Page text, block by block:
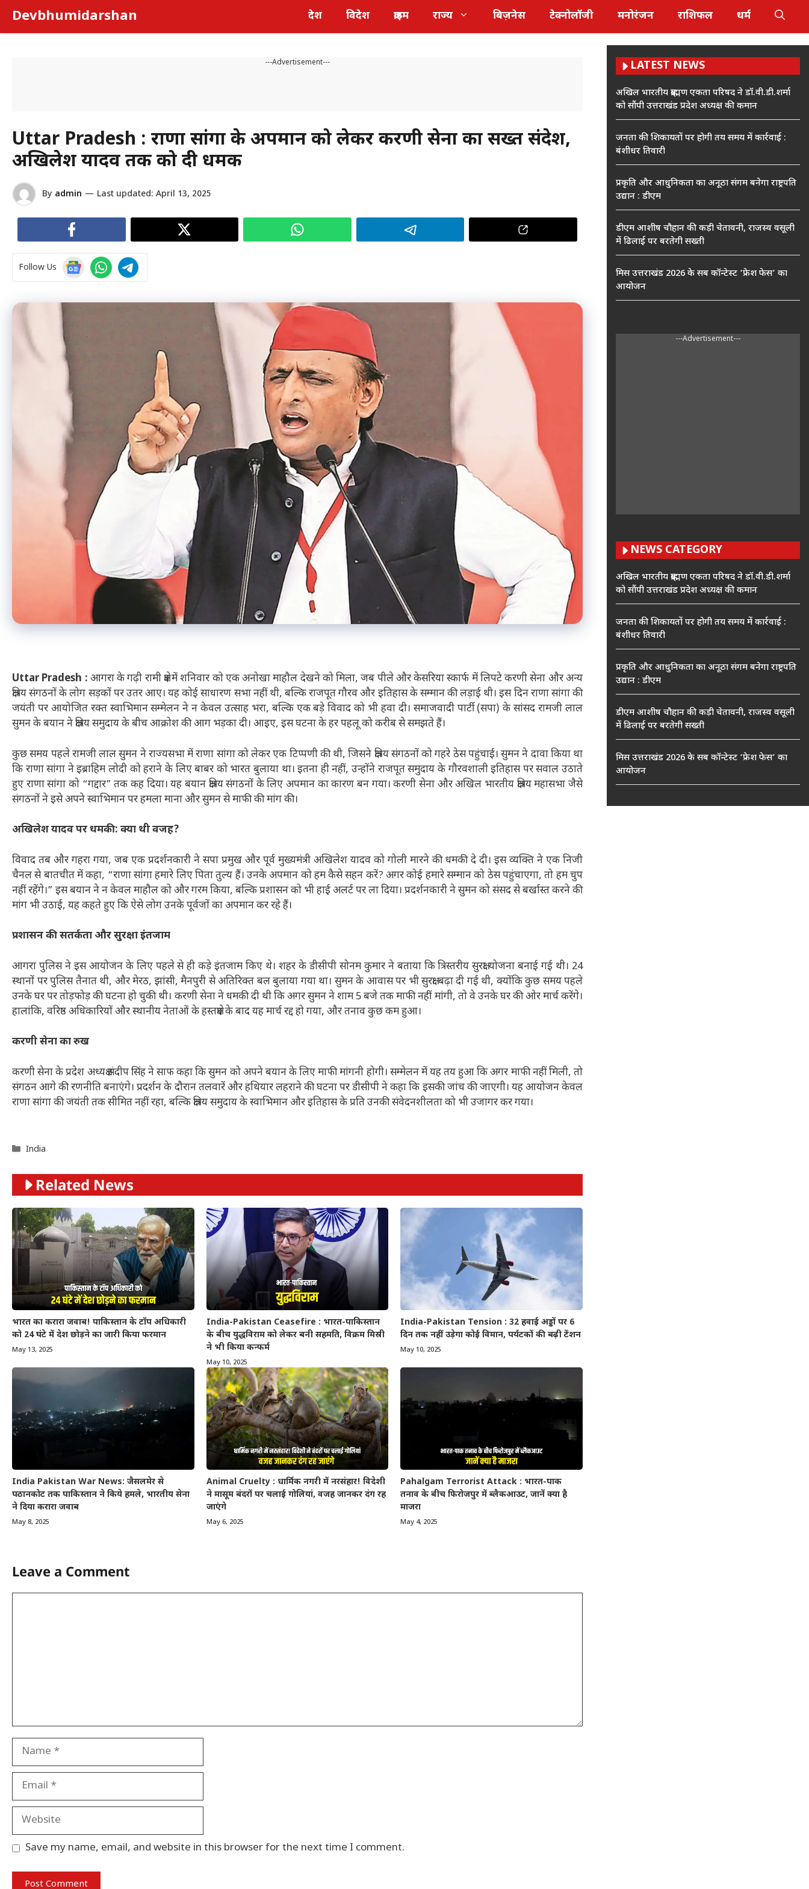
content
Devbhumidarshan देश विदेश क्राइम राज्य बिज़नेस टेक्नोलॉजी मनोरंजन राशिफल धर्म
---Advertisement---
Uttar Pradesh : राणा सांगा के अपमान को लेकर करणी सेना का सख्त संदेश,
अखिलेश यादव तक को दी धमकी
By admin — Last updated: April 13, 2025
Follow Us
Uttar Pradesh : आगरा के गढ़ी रामी क्षेत्र में शनिवार को एक अनोखा माहौल देखने को मिला, जब पीले और केसरिया स्कार्फ में लिपटे करणी सेना और अन्य
क्षत्रिय संगठनों के लोग सड़कों पर उतर आए। यह कोई साधारण सभा नहीं थी, बल्कि राजपूत गौरव और इतिहास के सम्मान की लड़ाई थी। इस दिन राणा सांगा की
जयंती पर आयोजित रक्त स्वाभिमान सम्मेलन ने न केवल उत्साह भरा, बल्कि एक बड़े विवाद को भी हवा दी। समाजवादी पार्टी (सपा) के सांसद रामजी लाल
सुमन के बयान ने क्षत्रिय समुदाय के बीच आक्रोश की आग भड़का दी। आइए, इस घटना के हर पहलू को करीब से समझते हैं।
कुछ समय पहले रामजी लाल सुमन ने राज्यसभा में राणा सांगा को लेकर एक टिप्पणी की थी, जिसने क्षत्रिय संगठनों को गहरे ठेस पहुंचाई। सुमन ने दावा किया था
कि राणा सांगा ने इब्राहिम लोदी को हराने के लिए बाबर को भारत बुलाया था। इतना ही नहीं, उन्होंने राजपूत समुदाय के गौरवशाली इतिहास पर सवाल उठाते
हुए राणा सांगा को “गद्दार” तक कह दिया। यह बयान क्षत्रिय संगठनों के लिए अपमान का कारण बन गया। करणी सेना और अखिल भारतीय क्षत्रिय महासभा जैसे
संगठनों ने इसे अपने स्वाभिमान पर हमला माना और सुमन से माफी की मांग की।
अखिलेश यादव पर धमकी: क्या थी वजह?
विवाद तब और गहरा गया, जब एक प्रदर्शनकारी ने सपा प्रमुख और पूर्व मुख्यमंत्री अखिलेश यादव को गोली मारने की धमकी दे दी। इस व्यक्ति ने एक निजी
चैनल से बातचीत में कहा, “राणा सांगा हमारे लिए पिता तुल्य हैं। उनके अपमान को हम कैसे सहन करें? अगर कोई हमारे सम्मान को ठेस पहुंचाएगा, तो हम चुप
नहीं रहेंगे।” इस बयान ने न केवल माहौल को और गरम किया, बल्कि प्रशासन को भी हाई अलर्ट पर ला दिया। प्रदर्शनकारी ने सुमन को संसद से बर्खास्त करने की
मांग भी उठाई, यह कहते हुए कि ऐसे लोग उनके पूर्वजों का अपमान कर रहे हैं।
प्रशासन की सतर्कता और सुरक्षा इंतजाम
आगरा पुलिस ने इस आयोजन के लिए पहले से ही कड़े इंतजाम किए थे। शहर के डीसीपी सोनम कुमार ने बताया कि त्रिस्तरीय सुरक्षा योजना बनाई गई थी। 24
स्थानों पर पुलिस तैनात थी, और मेरठ, झांसी, मैनपुरी से अतिरिक्त बल बुलाया गया था। सुमन के आवास पर भी सुरक्षा बढ़ा दी गई थी, क्योंकि कुछ समय पहले
उनके घर पर तोड़फोड़ की घटना हो चुकी थी। करणी सेना ने धमकी दी थी कि अगर सुमन ने शाम 5 बजे तक माफी नहीं मांगी, तो वे उनके घर की ओर मार्च करेंगे।
हालांकि, वरिष्ठ अधिकारियों और स्थानीय नेताओं के हस्तक्षेप के बाद यह मार्च रद्द हो गया, और तनाव कुछ कम हुआ।
करणी सेना का रुख
करणी सेना के प्रदेश अध्यक्ष संदीप सिंह ने साफ कहा कि सुमन को अपने बयान के लिए माफी मांगनी होगी। सम्मेलन में यह तय हुआ कि अगर माफी नहीं मिली, तो
संगठन आगे की रणनीति बनाएंगे। प्रदर्शन के दौरान तलवारें और हथियार लहराने की घटना पर डीसीपी ने कहा कि इसकी जांच की जाएगी। यह आयोजन केवल
राणा सांगा की जयंती तक सीमित नहीं रहा, बल्कि क्षत्रिय समुदाय के स्वाभिमान और इतिहास के प्रति उनकी संवेदनशीलता को भी उजागर कर गया।
Categories
India
Related News
भारत का करारा जवाब! पाकिस्तान के टॉप अधिकारी
को 24 घंटे में देश छोड़ने का जारी किया फरमान
May 13, 2025
India-Pakistan Ceasefire : भारत-पाकिस्तान
के बीच युद्धविराम को लेकर बनी सहमति, विक्रम मिस्री
ने भी किया कन्फर्म
May 10, 2025
India-Pakistan Tension : 32 हवाई अड्डों पर 6
दिन तक नहीं उड़ेगा कोई विमान, पर्यटकों की बढ़ी टेंशन
May 10, 2025
India Pakistan War News: जैसलमेर से
पठानकोट तक पाकिस्तान ने किये हमले, भारतीय सेना
ने दिया करारा जवाब
May 8, 2025
Animal Cruelty : धार्मिक नगरी में नरसंहार! विदेशी
ने मासूम बंदरों पर चलाई गोलियां, वजह जानकर दंग रह
जाएंगे
May 6, 2025
Pahalgam Terrorist Attack : भारत-पाक
तनाव के बीच फिरोजपुर में ब्लैकआउट, जानें क्या है
माजरा
May 4, 2025
Leave a Comment
Name
Email
Website
Save my name, email, and website in this browser for the next time I comment.
LATEST NEWS
अखिल भारतीय ब्राह्मण एकता परिषद ने डॉ.वी.डी.शर्मा
को सौंपी उत्तराखंड प्रदेश अध्यक्ष की कमान
जनता की शिकायतों पर होगी तय समय में कार्रवाई :
बंशीधर तिवारी
प्रकृति और आधुनिकता का अनूठा संगम बनेगा राष्ट्रपति
उद्यान : डीएम
डीएम आशीष चौहान की कड़ी चेतावनी, राजस्व वसूली
में ढिलाई पर बरतेगी सख्ती
मिस उत्तराखंड 2026 के सब कॉन्टेस्ट ‘फ्रेश फेस’ का
आयोजन
---Advertisement---
NEWS CATEGORY
अखिल भारतीय ब्राह्मण एकता परिषद ने डॉ.वी.डी.शर्मा
को सौंपी उत्तराखंड प्रदेश अध्यक्ष की कमान
जनता की शिकायतों पर होगी तय समय में कार्रवाई :
बंशीधर तिवारी
प्रकृति और आधुनिकता का अनूठा संगम बनेगा राष्ट्रपति
उद्यान : डीएम
डीएम आशीष चौहान की कड़ी चेतावनी, राजस्व वसूली
में ढिलाई पर बरतेगी सख्ती
मिस उत्तराखंड 2026 के सब कॉन्टेस्ट ‘फ्रेश फेस’ का
आयोजन